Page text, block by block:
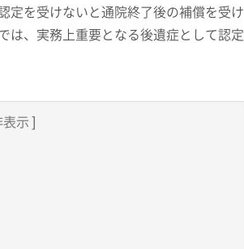
定を受けないと通院終了後の補償を受け
は、実務上重要となる後遺症として認定
表示